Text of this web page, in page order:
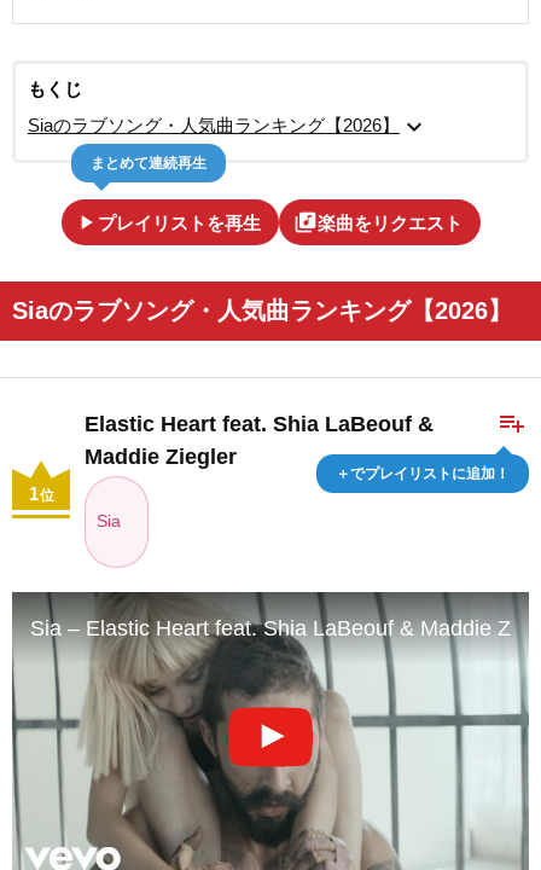
もくじ
Siaのラブソング・人気曲ランキング【2026】
expand_more
play_arrow プレイリストを再生
まとめて連続再生
library_music楽曲をリクエスト
Siaのラブソング・人気曲ランキング【2026】
playlist_add
＋でプレイリストに追加！
Elastic Heart feat. Shia LaBeouf &
Maddie Ziegler
Sia
1位
Sia – Elastic Heart feat. Shia LaBeouf & Maddie